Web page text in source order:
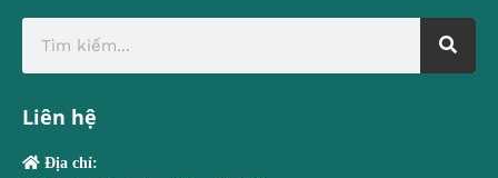
Liên hệ
Địa chỉ: